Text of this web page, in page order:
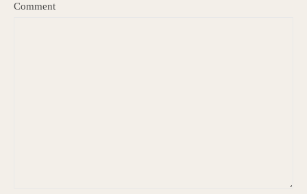
Comment